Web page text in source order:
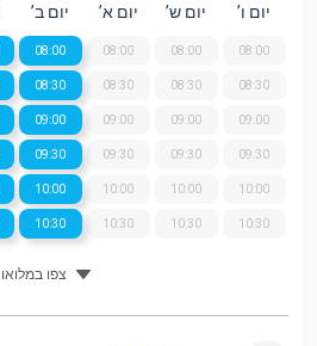
יום ו’
08:00
08:30
09:00
09:30
10:00
10:30
יום ש’
08:00
08:30
09:00
09:30
10:00
10:30
יום א’
08:00
08:30
09:00
09:30
10:00
10:30
יום ב’
08:00
08:30
09:00
09:30
10:00
10:30
צפו במלואו